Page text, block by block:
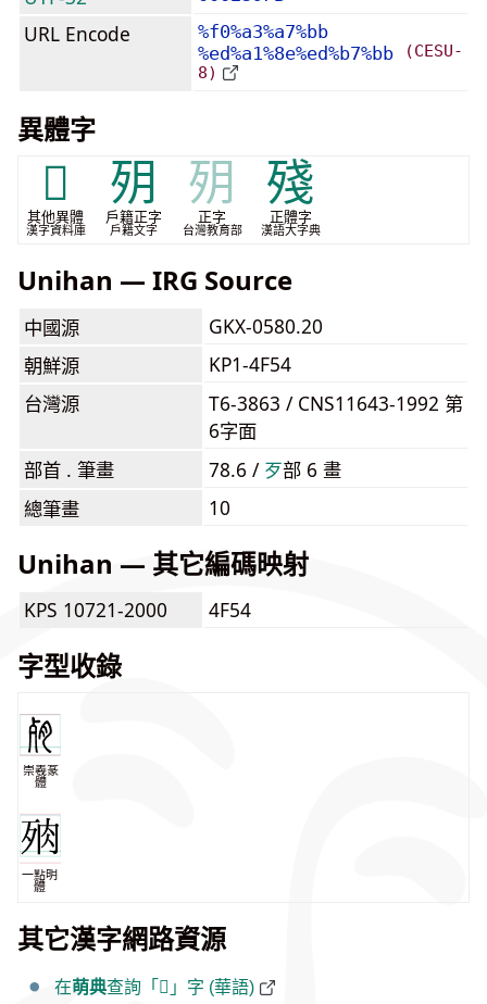
URL Encode
%f0%a3%a7%bb
%ed%a1%8e%ed%b7%bb
(CESU-
8)
異體字
𦚛
其他異體
漢字資料庫
㱚
戶籍正字
戶籍文字
㱚
正字
台灣教育部
殘
正體字
漢語大字典
Unihan — IRG Source
中國源
GKX-0580.20
朝鮮源
KP1-4F54
台灣源
T6-3863 / CNS11643-1992 第
6字面
部首 . 筆畫
78.6 / ⽍部 6 畫
總筆畫
10
Unihan — 其它編碼映射
KPS 10721-2000 4F54
字型收錄
崇羲篆
體
一點明
體
其它漢字網路資源
在萌典查詢「𣧻」字 (華語)